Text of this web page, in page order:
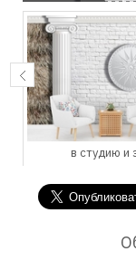
в студию и